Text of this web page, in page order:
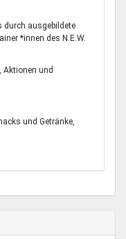
durch ausgebildete
*innen des N.E.W.
Aktionen und
und Getränke,